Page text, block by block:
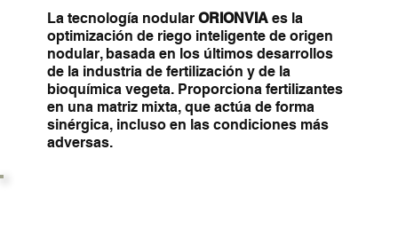
La tecnología nodularORIONVIA es la
optimización de riego inteligente de origen
nodular, basada en los últimos desarrollos
de la industria de fertilización y de la
bioquímica vegeta. Proporciona fertilizantes
en una matriz mixta, que actúa de forma
sinérgica, incluso en las condiciones más
adversas.